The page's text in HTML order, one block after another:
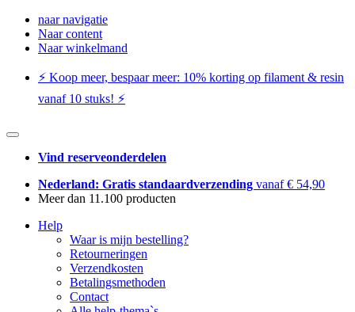
naar navigatie
Naar content
Naar winkelmand
⚡️ Koop meer, bespaar meer: ​​10% korting op filament & resin
vanaf 10 stuks! ⚡️
Vind reserveonderdelen
Nederland: Gratis standaardverzending vanaf € 54,90
Meer dan 11.100 producten
Help
Waar is mijn bestelling?
Retourneringen
Verzendkosten
Betalingsmethoden
Contact